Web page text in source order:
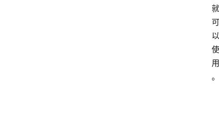
就
可
以
使
用
。